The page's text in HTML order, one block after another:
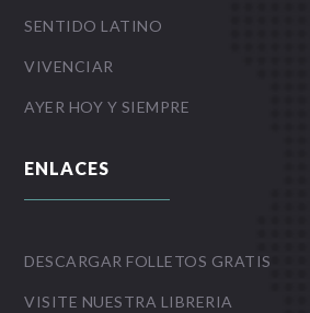
SENTIDO LATINO
VIVENCIAR
AYER HOY Y SIEMPRE
ENLACES
DESCARGAR FOLLETOS GRATIS
VISITE NUESTRA LIBRERIA